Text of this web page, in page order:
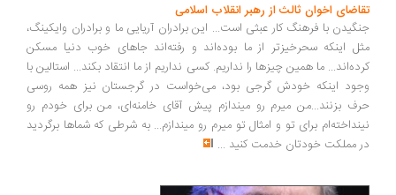
اخوان ثالث از رهبر انقلاب اسلامی
با فرهنگ کار عبثی است... این برادران آریایی ما و برادران وایکینگ،
اینکه سحرخیزتر از ما بوده‌اند و رفته‌اند جاهای خوب دنیا مسکن
ما همین چیزها را نداریم. کسی نداریم از ما انتقاد بکند... استالین با
اینکه خودش گرجی بود، می‌خواست در گرجستان نیز همه روسی
بزنند...من میرم رو میندازم پیش آقای خامنه‌ای، من برای خودم رو
برای تو و امثال تو میرم رو میندازم... به شرطی که شماها برگردید
مملکت خودتان خدمت کنید...